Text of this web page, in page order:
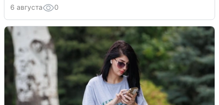
6 августа 0